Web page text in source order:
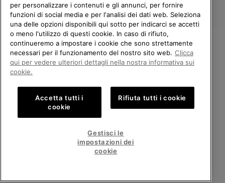
Italia
©2026Columbia Sportswear Company. Avenue des Morgines, 12 1213
Petit-Lancy Switzerland. Tutti i diritti riservati.
Politica sulla privacy Termini di utilizzo
Condizioni Generali di Vendita
Public CBCR
Servizio clienti: Lun. - Ven. 9:00 - 13:00 & 14:00 - 18:00
BENVENUTO/A IN SOREL.
SELEZIONA IL TUO PAESE DI
Shopping online disponibile
VISUALIZZA TUTTI I PAESI
per personalizzare i contenuti e gli annunci, per fornire
funzioni di social media e per l'analisi dei dati web. Seleziona
una delle opzioni disponibili qui sotto per indicarci se accetti
o meno l'utilizzo di questi cookie. In caso di rifiuto,
continueremo a impostare i cookie che sono strettamente
necessari per il funzionamento del nostro sito web. Clicca
qui per vedere ulteriori dettagli nella nostra informativa sui
cookie.
Accetta tutti i
cookie
Rifiuta tutti i cookie
Gestisci le
impostazioni dei
cookie